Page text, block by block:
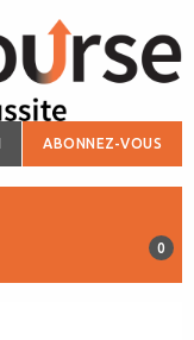
ABONNEZ-VOUS
0